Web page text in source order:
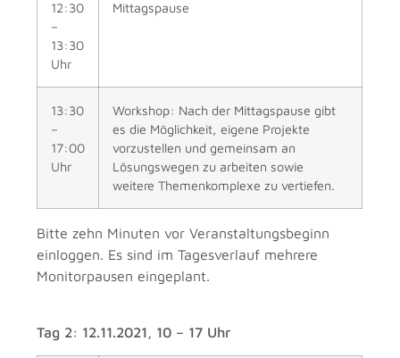
12:30
–
13:30
Uhr
Mittagspause
13:30
–
17:00
Uhr
Workshop: Nach der Mittagspause gibt
es die Möglichkeit, eigene Projekte
vorzustellen und gemeinsam an
Lösungswegen zu arbeiten sowie
weitere Themenkomplexe zu vertiefen.
Bitte zehn Minuten vor Veranstaltungsbeginn
einloggen. Es sind im Tagesverlauf mehrere
Monitorpausen eingeplant.
Tag 2: 12.11.2021, 10 – 17 Uhr